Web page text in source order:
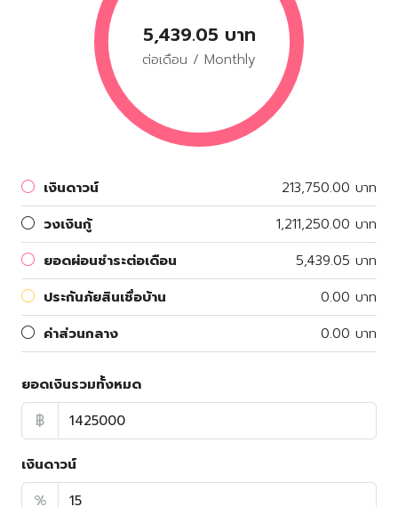
5,439.05 บาท
ต่อเดือน / Monthly
เงินดาวน์
213,750.00 บาท
วงเงินกู้
1,211,250.00 บาท
ยอดผ่อนชำระต่อเดือน
5,439.05 บาท
ประกันภัยสินเชื่อบ้าน
0.00 บาท
ค่าส่วนกลาง
0.00 บาท
ยอดเงินรวมทั้งหมด
฿
เงินดาวน์
%